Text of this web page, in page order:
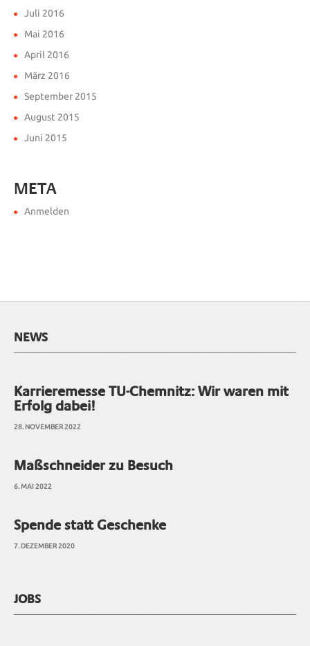
Juli 2016
Mai 2016
April 2016
März 2016
September 2015
August 2015
Juni 2015
META
Anmelden
NEWS
Karrieremesse TU-Chemnitz: Wir waren mit
Erfolg dabei!
28. NOVEMBER 2022
Maßschneider zu Besuch
6. MAI 2022
Spende statt Geschenke
7. DEZEMBER 2020
JOBS